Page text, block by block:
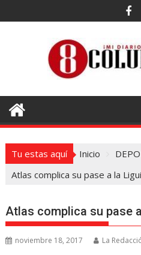
al
Tu estas aquí Inicio
Atlas complica su pase a la
Atlas complica su pase
noviembre 18, 2017 La